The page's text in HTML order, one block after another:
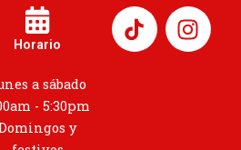
Horario
a sábado
- 5:30pm
y
I
n
s